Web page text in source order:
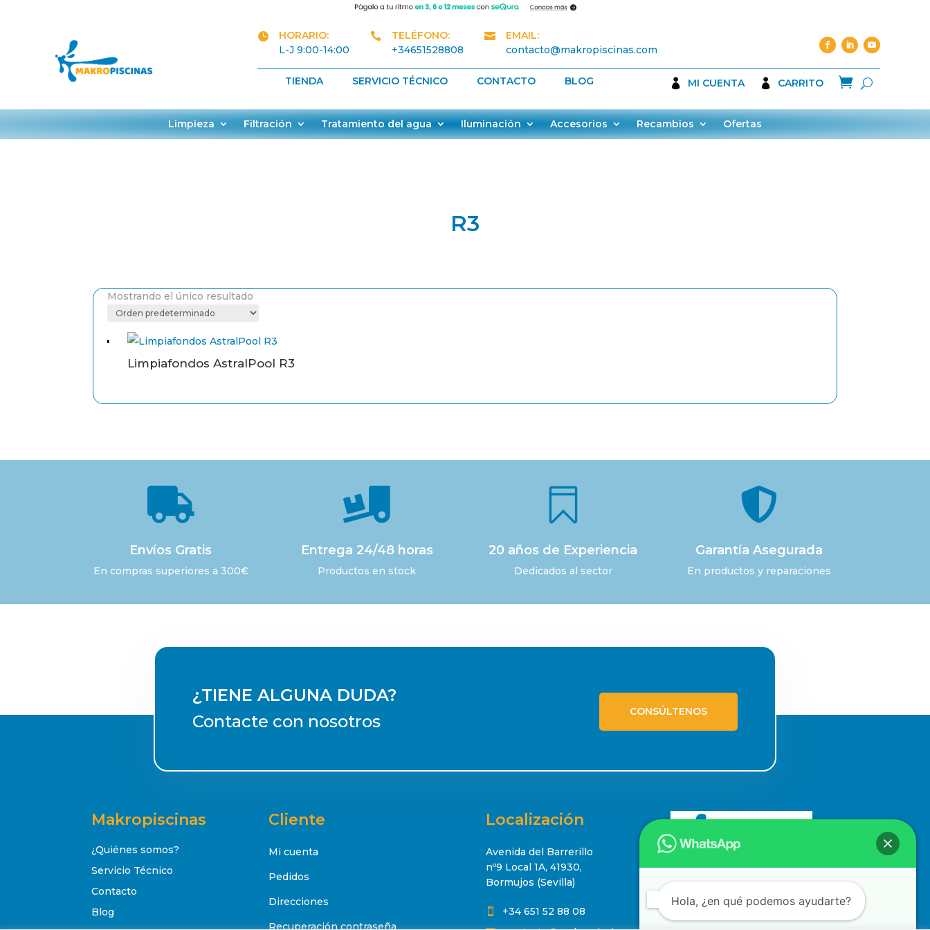

HORARIO:
L-J 9:00-14:00

TELÉFONO:
+34651528808

EMAIL:
contacto@makropiscinas.com
TIENDA SERVICIO TÉCNICO CONTACTO BLOG MI CUENTA CARRITO 
Limpieza Filtración Tratamiento del agua Iluminación Accesorios Recambios Ofertas
R3
Mostrando el único resultado
Limpiafondos AstralPool R3

Envíos Gratis
En compras superiores a 300€

Entrega 24/48 horas
Productos en stock

20 años de Experiencia
Dedicados al sector

Garantía Asegurada
En productos y reparaciones
¿TIENE ALGUNA DUDA?
Contacte con nosotros
CONSÚLTENOS
Makropiscinas
¿Quiénes somos?
Servicio Técnico
Contacto
Blog
Cliente
Mi cuenta
Pedidos
Direcciones
Recuperación contraseña
Localización
Avenida del Barrerillo
nº9 Local 1A, 41930,
Bormujos (Sevilla)
 +34 651 52 88 08
Hola, ¿en qué podemos ayudarte?